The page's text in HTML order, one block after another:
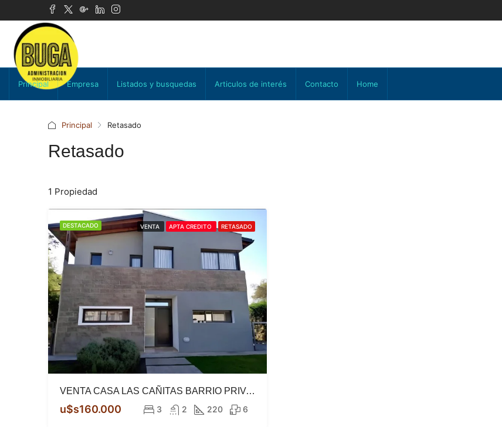
Principal Empresa Listados y busquedas Articulos de interés Contacto Home
Principal Retasado
Retasado
1 Propiedad
DESTACADO VENTA APTA CREDITO RETASADO
VENTA CASA LAS CAÑITAS BARRIO PRIVADO
u$s160.000 3 2 220 6